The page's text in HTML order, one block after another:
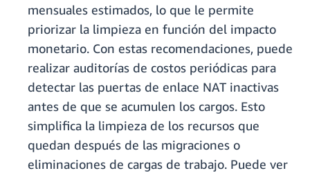
mensuales estimados, lo que le permite
priorizar la limpieza en función del impacto
monetario. Con estas recomendaciones, puede
realizar auditorías de costos periódicas para
detectar las puertas de enlace NAT inactivas
antes de que se acumulen los cargos. Esto
simplifica la limpieza de los recursos que
quedan después de las migraciones o
eliminaciones de cargas de trabajo. Puede ver